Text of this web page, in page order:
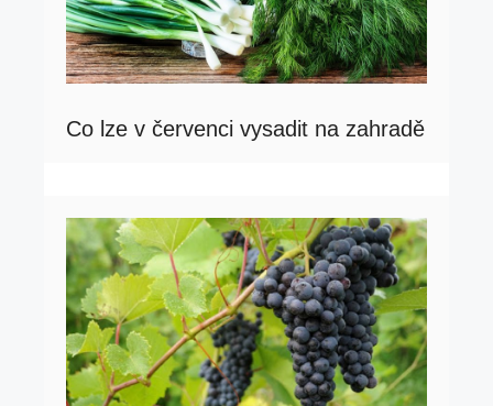
Co lze v červenci vysadit na zahradě